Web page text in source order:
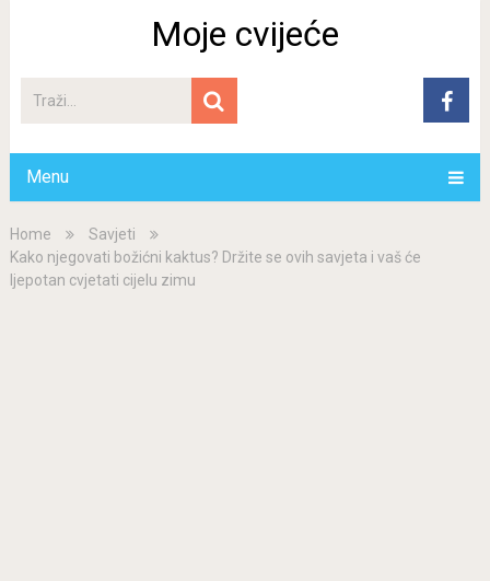
Moje cvijeće
Menu
Home
Savjeti
Kako njegovati božićni kaktus? Držite se ovih savjeta i vaš će
ljepotan cvjetati cijelu zimu